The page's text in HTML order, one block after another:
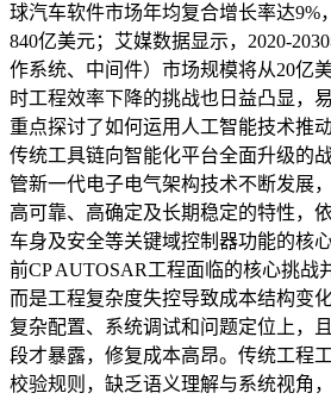
球汽车软件市场年均复合增长率达9%
840亿美元；艾媒数据显示，2020-
作系统、中间件）市场规模将从20亿
时工程效率下降的挑战也日益凸显，
重点探讨了如何运用人工智能技术推
传统工具链向智能化平台全面升级的
管新一代电子电气架构技术不断发展
高可靠、高确定及长期稳定的特性，
车身及安全等关键域控制器功能的核
前CP AUTOSAR工程面临的核心挑战
而是工程复杂度失控导致成本结构变
复杂配置、系统调试和问题定位上，
段才暴露，修复成本高昂。传统工程
校验规则，缺乏语义理解与系统视角